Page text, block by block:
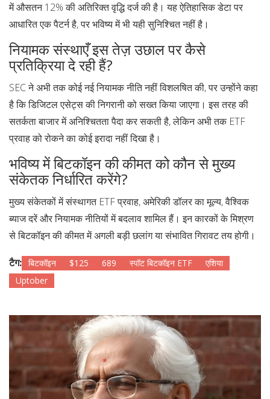
में औसतन 12% की अतिरिक्त वृद्धि दर्ज की है। यह ऐतिहासिक डेटा पर
आधारित एक पैटर्न है, पर भविष्य में भी यही सुनिश्चित नहीं है।
नियामक संस्थाएँ इस तेज़ उछाल पर कैसे
प्रतिक्रिया दे रही हैं?
SEC ने अभी तक कोई नई नियामक नीति नहीं विशलषित की, पर उन्होंने कहा
है कि डिजिटल एसेट्स की निगरानी को सख्त किया जाएगा। इस तरह की
सतर्कता बाजार में अनिश्चितता पैदा कर सकती है, लेकिन अभी तक ETF
प्रवाह को रोकने का कोई इरादा नहीं दिखा है।
भविष्य में बिटकॉइन की कीमत को कौन से मुख्य
संकेतक निर्धारित करेंगे?
मुख्य संकेतकों में संस्थागत ETF प्रवाह, अमेरिकी डॉलर का मूल्य, वैश्विक
ब्याज दरें और नियामक नीतियों में बदलाव शामिल हैं। इन कारकों के मिश्रण
से बिटकॉइन की कीमत में अगली बड़ी छलांग या संभावित गिरावट तय होगी।
टैग: बिटकॉइन $125 689 स्पॉट बिटकॉइन ETF
एशिया
Uptober